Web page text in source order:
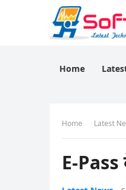
Home
Home Latest
E-